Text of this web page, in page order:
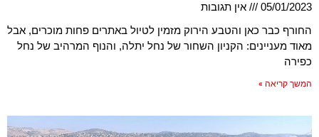
05/01/2023
אין תגובות
החורף כבר כאן והטבע הירוק מזמין לטיול באתרים פחות מוכרים, אבל
מאוד מעניינים: הקניון השחור של נחל יתלה, והנוף המרהיב של נחל
כפירה
המשך קריאה »